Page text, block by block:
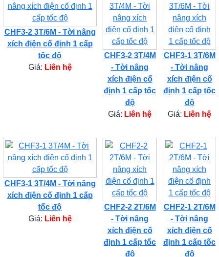
CHF3-2 3T/6M - Tời nâng
xích điện cố định 1 cấp
tốc độ
Giá: Liên hệ
CHF3-2 3T/4M
- Tời nâng
xích điện cố
định 1 cấp tốc
độ
Giá: Liên hệ
CHF3-1 3T/6M
- Tời nâng
xích điện cố
định 1 cấp tốc
độ
Giá: Liên hệ
CHF3-1 3T/4M - Tời nâng
xích điện cố định 1 cấp
tốc độ
Giá: Liên hệ
CHF2-2 2T/6M
- Tời nâng
xích điện cố
định 1 cấp tốc
độ
CHF2-1 2T/6M
- Tời nâng
xích điện cố
định 1 cấp tốc
độ